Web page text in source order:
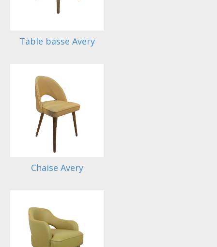
Table basse Avery
Chaise Avery